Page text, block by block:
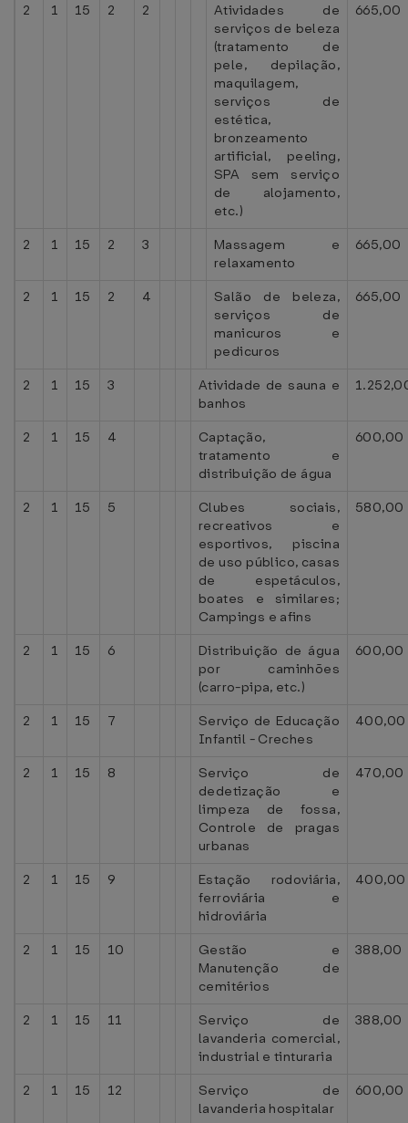
2 1 15 2 2
Atividades de
serviços de beleza
(tratamento de
pele, depilação,
maquilagem,
serviços de
estética,
bronzeamento
artificial, peeling,
SPA sem serviço
de alojamento,
etc.)
665,00
2 1 15 2 3
Massagem e
relaxamento
665,00
2 1 15 2 4
Salão de beleza,
serviços de
manicuros e
pedicuros
665,00
2 1 15 3
Atividade de sauna e
banhos
2 1 15 4
Captação,
tratamento e
distribuição de água
600,00
2 1 15 5
Clubes sociais,
recreativos e
esportivos, piscina
de uso público, casas
de espetáculos,
boates e similares;
Campings e afins
580,00
2 1 15 6
Distribuição de água
por caminhões
(carro-pipa, etc.)
600,00
2 1 15 7
Serviço de Educação
Infantil - Creches
400,00
2 1 15 8
Serviço de
dedetização e
limpeza de fossa,
Controle de pragas
urbanas
470,00
2 1 15 9
Estação rodoviária,
ferroviária e
hidroviária
400,00
2 1 15 10
Gestão e
Manutenção de
cemitérios
388,00
2 1 15 11
Serviço de
lavanderia comercial,
industrial e tinturaria
388,00
2 1 15 12
Serviço de
lavanderia hospitalar
600,00